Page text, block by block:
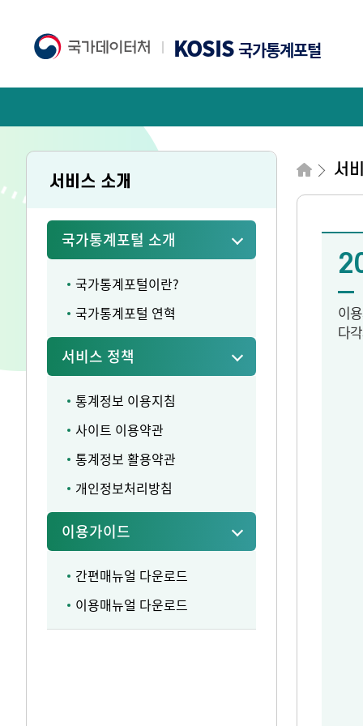
KOSIS국가통계포털
서비스 소개
국가통계포털 소개
국가통계포털이란?
국가통계포털 연혁
서비스 정책
통계정보 이용지침
사이트 이용약관
통계정보 활용약관
개인정보처리방침
이용가이드
간편매뉴얼 다운로드
이용매뉴얼 다운로드
서
이
다